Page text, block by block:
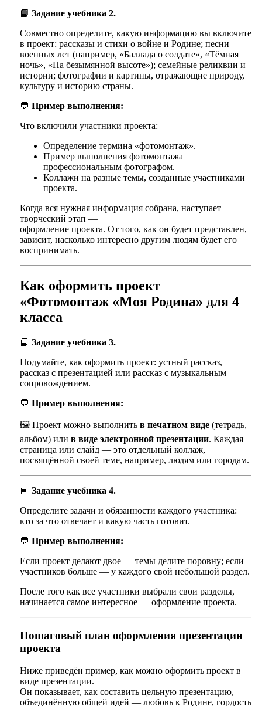
📘 Задание учебника 2.
Совместно определите, какую информацию вы включите
в проект: рассказы и стихи о войне и Родине; песни
военных лет (например, «Баллада о солдате», «Тёмная
ночь», «На безымянной высоте»); семейные реликвии и
истории; фотографии и картины, отражающие природу,
культуру и историю страны.
💬 Пример выполнения:
Что включили участники проекта:
Определение термина «фотомонтаж».
Пример выполнения фотомонтажа
профессиональным фотографом.
Коллажи на разные темы, созданные участниками
проекта.
Когда вся нужная информация собрана, наступает
творческий этап —
оформление проекта. От того, как он будет представлен,
зависит, насколько интересно другим людям будет его
воспринимать.
Как оформить проект
«Фотомонтаж «Моя Родина» для 4
класса
📘 Задание учебника 3.
Подумайте, как оформить проект: устный рассказ,
рассказ с презентацией или рассказ с музыкальным
сопровождением.
💬 Пример выполнения:
🖼️ Проект можно выполнить в печатном виде(тетрадь,
альбом) или в виде электронной презентации. Каждая
страница или слайд — это отдельный коллаж,
посвящённой своей теме, например, людям или городам.
📘 Задание учебника 4.
Определите задачи и обязанности каждого участника:
кто за что отвечает и какую часть готовит.
💬 Пример выполнения:
Если проект делают двое — темы делите поровну; если
участников больше — у каждого свой небольшой раздел.
После того как все участники выбрали свои разделы,
начинается самое интересное — оформление проекта.
Пошаговый план оформления презентации
проекта
Ниже приведён пример, как можно оформить проект в
виде презентации.
Он показывает, как составить цельную презентацию,
объединённую общей идей — любовь к Родине, гордость